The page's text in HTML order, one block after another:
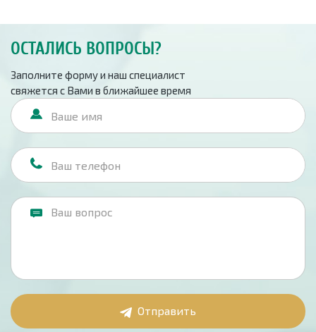
ОСТАЛИСЬ ВОПРОСЫ?
Заполните форму и наш специалист
свяжется с Вами в ближайшее время
Отправить